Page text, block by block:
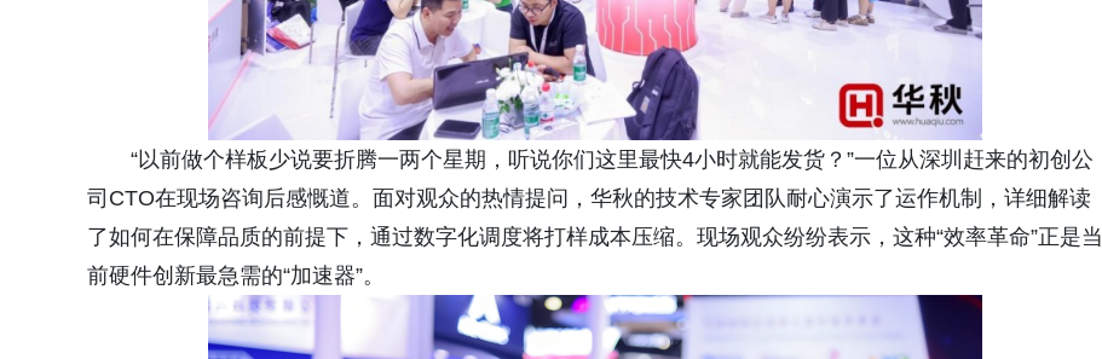
“以前做个样板少说要折腾一两个星期，听说你们这里最快4小时就能发货？”一位从深圳赶来的初创公
司CTO在现场咨询后感慨道。面对观众的热情提问，华秋的技术专家团队耐心演示了运作机制，详细解读
了如何在保障品质的前提下，通过数字化调度将打样成本压缩。现场观众纷纷表示，这种“效率革命”正是当
前硬件创新最急需的“加速器”。